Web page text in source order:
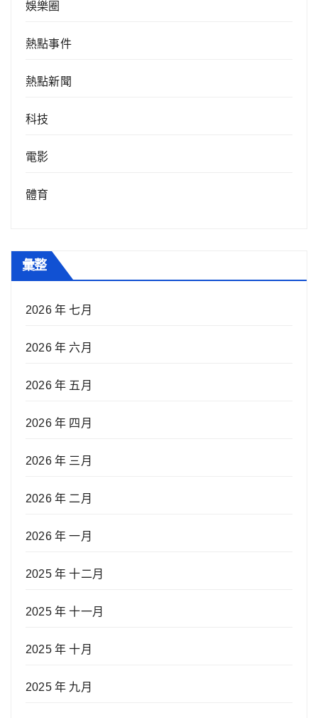
娛樂圈
熱點事件
熱點新聞
科技
電影
體育
彙整
2026 年 七月
2026 年 六月
2026 年 五月
2026 年 四月
2026 年 三月
2026 年 二月
2026 年 一月
2025 年 十二月
2025 年 十一月
2025 年 十月
2025 年 九月